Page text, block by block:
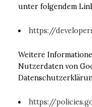
unter folgendem
https://
Weitere
Nutzerdaten von
https://